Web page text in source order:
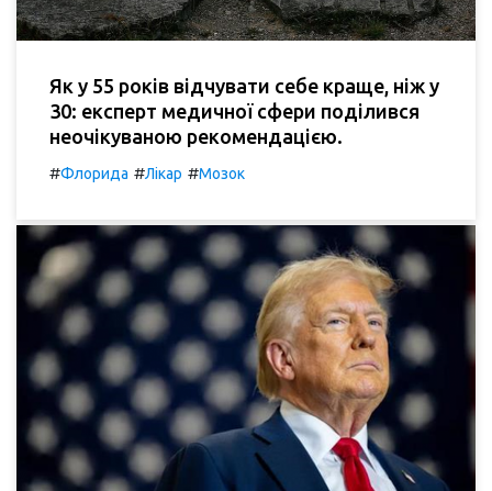
Як у 55 років відчувати себе краще, ніж у
30: експерт медичної сфери поділився
неочікуваною рекомендацією.
#Флорида #Лікар #Мозок